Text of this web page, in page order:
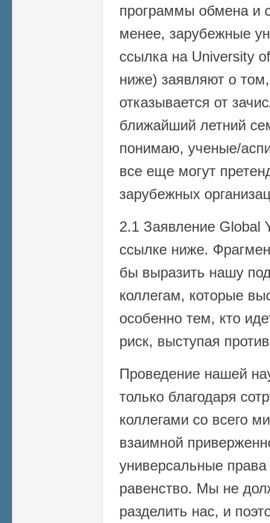
программы обмена и
менее, зарубежные
ссылка на University
ниже) заявляют о
отказывается от
ближайший летний
понимаю, ученые/
все еще могут
зарубежных
2.1 Заявление Global
ссылке ниже.
бы выразить нашу
коллегам, которые
особенно тем, кто
риск, выступая
Проведение нашей
только благодаря
коллегами со всего
взаимной
универсальные
равенство. Мы не
разделить нас, и